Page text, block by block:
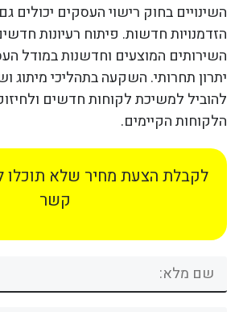
השינויים בחוק רישוי העסקים יכולים
הזדמנויות חדשות. פיתוח רעיונות
השירותים המוצעים וחדשנות במודל
יתרון תחרותי. השקעה בתהליכי מיתוג
להוביל למשיכת לקוחות חדשים
הלקוחות הקיימים.
לקבלת הצעת מחיר שלא תוכלו
קשר